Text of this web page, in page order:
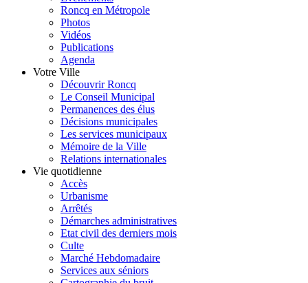
Roncq en Métropole
Photos
Vidéos
Publications
Agenda
Votre Ville
Découvrir Roncq
Le Conseil Municipal
Permanences des élus
Décisions municipales
Les services municipaux
Mémoire de la Ville
Relations internationales
Vie quotidienne
Accès
Urbanisme
Arrêtés
Démarches administratives
Etat civil des derniers mois
Culte
Marché Hebdomadaire
Services aux séniors